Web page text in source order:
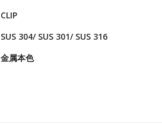
CLIP
SUS 304/ SUS 301/ SUS 316
金属本色